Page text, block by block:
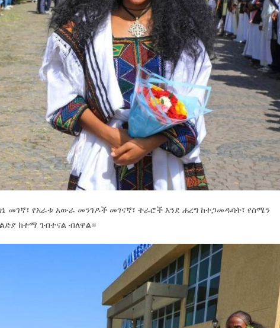
መገኛ፣ የአራቱ አውራ መንገዶች መገናኛ፣ ተራሮች እንደ ሐረግ ከተጋመዱባት፣ የሰሜን
ከተማ ገብተናል ብለዋል።